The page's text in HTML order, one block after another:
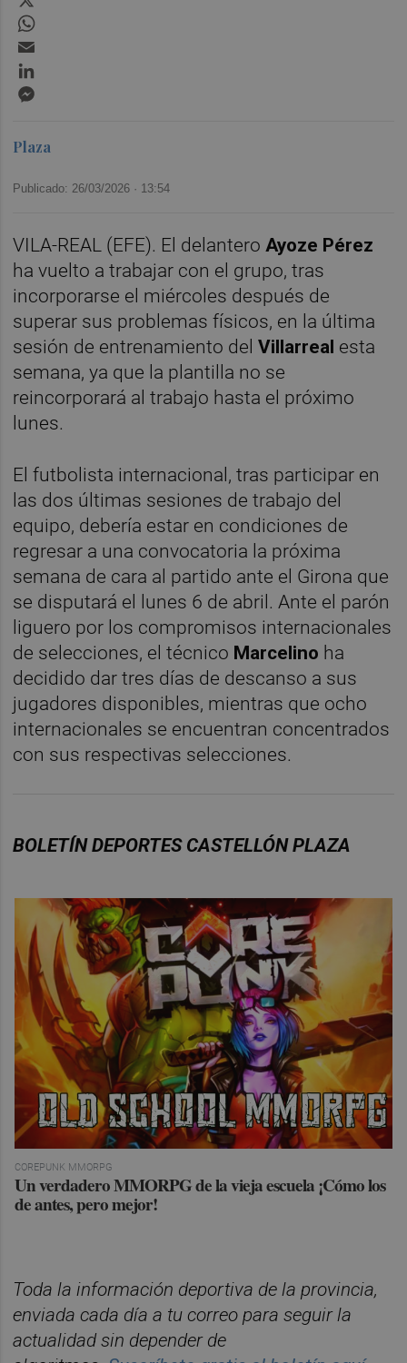
Plaza
Publicado: 26/03/2026 · 13:54
VILA-REAL (EFE). El delanteroAyoze Pérez
ha vuelto a trabajar con el grupo, tras
incorporarse el miércoles después de
superar sus problemas físicos, en la última
sesión de entrenamiento delVillarreal esta
semana, ya que la plantilla no se
reincorporará al trabajo hasta el próximo
lunes.
El futbolista internacional, tras participar en
las dos últimas sesiones de trabajo del
equipo, debería estar en condiciones de
regresar a una convocatoria la próxima
semana de cara al partido ante el Girona que
se disputará el lunes 6 de abril. Ante el parón
liguero por los compromisos internacionales
de selecciones, el técnico Marcelino ha
decidido dar tres días de descanso a sus
jugadores disponibles, mientras que ocho
internacionales se encuentran concentrados
con sus respectivas selecciones.
BOLETÍN DEPORTES CASTELLÓN PLAZA
COREPUNK MMORPG
Un verdadero MMORPG de la vieja escuela ¡Cómo los
de antes, pero mejor!
Toda la información deportiva de la provincia,
enviada cada día a tu correo para seguir la
actualidad sin depender de